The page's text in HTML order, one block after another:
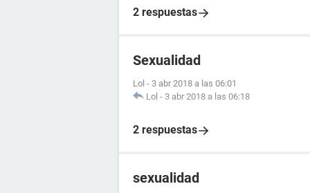
2 respuestas
Sexualidad
Lol - 3 abr 2018 a las 06:01
Lol - 3 abr 2018 a las 06:18
2 respuestas
sexualidad